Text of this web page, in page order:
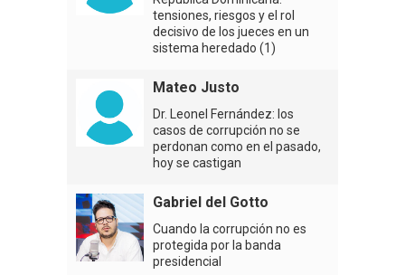
tensiones, riesgos y el rol
decisivo de los jueces en un
sistema heredado (1)
Mateo Justo
Dr. Leonel Fernández: los
casos de corrupción no se
perdonan como en el pasado,
hoy se castigan
Gabriel del Gotto
Cuando la corrupción no es
protegida por la banda
presidencial